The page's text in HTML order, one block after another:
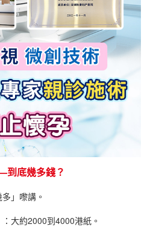
底幾多錢？
」嚟講。
大約2000到4000港紙。